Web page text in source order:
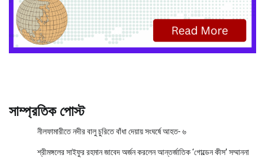
সাম্প্রতিক পোস্ট
নীলফামারীতে নদীর বালু চুরিতে বাঁধা দেয়ায় সংঘর্ষে আহত- ৬
শ্রীমঙ্গলের সাইফুর রহমান জাবেদ অর্জন করলেন আন্তর্জাতিক ‘গোল্ডেন কীস’ সম্মাননা